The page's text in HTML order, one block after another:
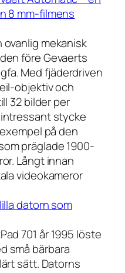
8 mm-filmens
mekanisk
före Gevaerts
Med fjäderdriven
objektiv och
32 bilder per
stycke
på den
präglade 1900-
Långt innan
videokameror
datorn som
701 år 1995 löste
små bärbara
sätt. Datorns